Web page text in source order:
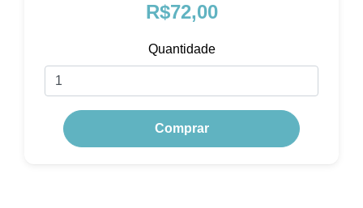
R$72,00
Quantidade
Comprar